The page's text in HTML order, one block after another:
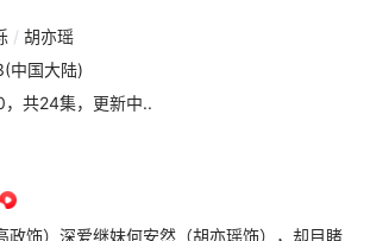
/ 胡亦瑶
中国大陆)
共24集，更新中..
政饰）深爱继妹何安然（胡亦瑶饰），却目睹